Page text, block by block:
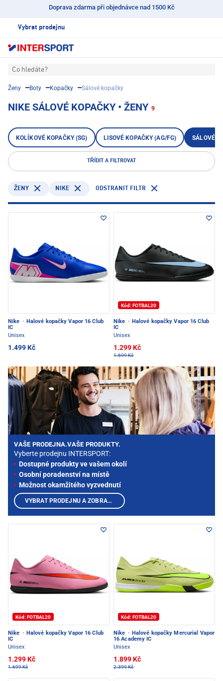
Doprava zdarma při objednávce nad 1500 Kč
Vybrat prodejnu
Co hledáte?
Ženy Boty Kopačky Sálové kopačky
NIKE SÁLOVÉ KOPAČKY • ŽENY 9
KOLÍKOVÉ KOPAČKY (SG) LISOVÉ KOPAČKY (AG/FG) SÁLOVÉ
TŘÍDIT A FILTROVAT
ŽENY NIKE ODSTRANIT FILTR
Nike · Halové kopačky Vapor 16 Club
IC
Unisex
1.499 Kč
Kód: FOTBAL20
Nike · Halové kopačky Vapor 16 Club
IC
Unisex
1.299 Kč
1.699 Kč
Kód: FOTBAL20
Nike · Halové kopačky Vapor 16 Club
IC
Unisex
1.299 Kč
1.699 Kč
Kód: FOTBAL20
Nike · Halové kopačky Mercurial Vapor
16 Academy IC
Unisex
1.899 Kč
2.399 Kč
VAŠE PRODEJNA.VAŠE PRODUKTY.
Vyberte prodejnu INTERSPORT:
Dostupné produkty ve vašem okolí
Osobní poradenství na místě
Možnost okamžitého vyzvednutí
VYBRAT PRODEJNU A ZOBRAZIT PRODUKTY